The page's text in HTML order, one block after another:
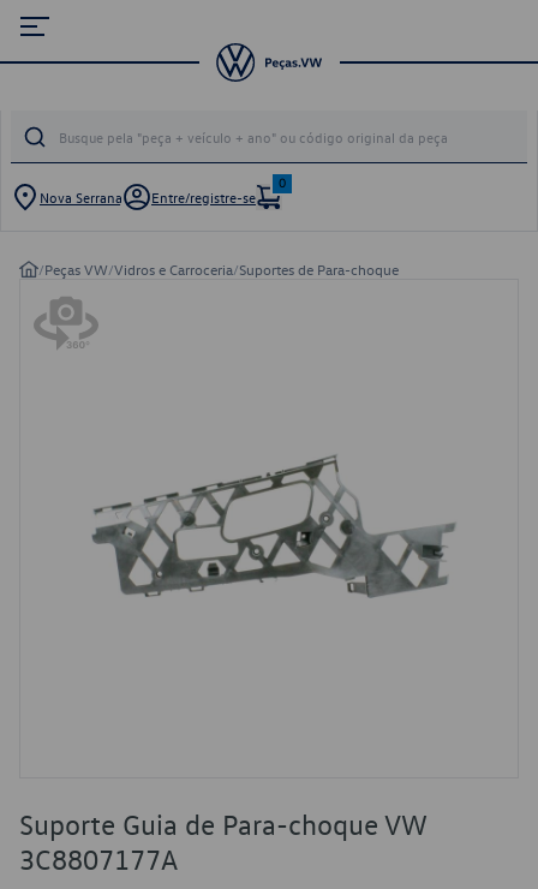
Nova Serrana Entre/registre-se
0
/Peças VW/Vidros e Carroceria/Suportes de Para-choque
Suporte Guia de Para-choque VW
3C8807177A